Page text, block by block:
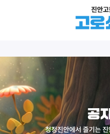
공
청정진안에서 즐기는